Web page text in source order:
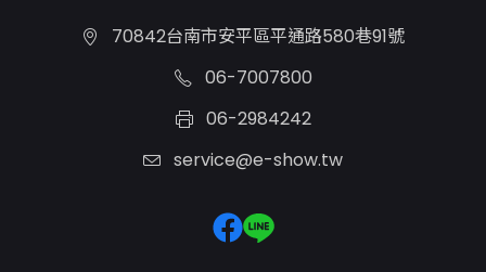
70842台南市安平區平通路580巷91號
06-7007800
06-2984242
service@e-show.tw